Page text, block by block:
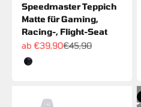
Speedmaster Teppich
Matte für Gaming,
Racing-, Flight-Seat
Angebot
ab €39,90Regulärer Preis
€45,90
Farbe
Schwarz